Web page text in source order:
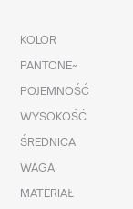
KOLOR
PANTONE~
POJEMNOŚĆ
WYSOKOŚĆ
ŚREDNICA
WAGA
MATERIAŁ